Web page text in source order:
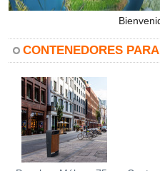
CONTENEDORES